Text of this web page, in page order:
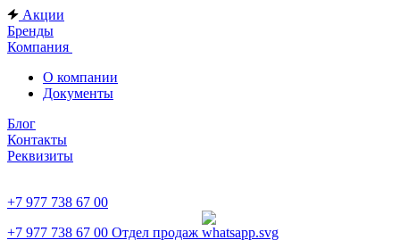
Акции
Бренды
Компания
О компании
Документы
Блог
Контакты
Реквизиты
+7 977 738 67 00
+7 977 738 67 00 Отдел продаж